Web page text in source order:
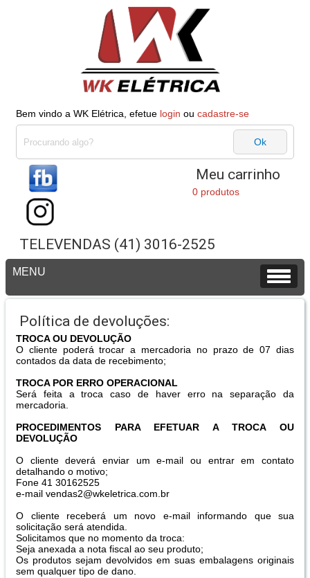
Bem vindo a WK Elétrica, efetue login ou cadastre-se
Meu carrinho
0 produtos
TELEVENDAS (41) 3016-2525
Política de devoluções:
TROCA OU DEVOLUÇÃO
O cliente poderá trocar a mercadoria no prazo de 07 dias
contados da data de recebimento;
TROCA POR ERRO OPERACIONAL
Será feita a troca caso de haver erro na separação da
mercadoria.
PROCEDIMENTOS PARA EFETUAR A TROCA OU
DEVOLUÇÃO
O cliente deverá enviar um e-mail ou entrar em contato
detalhando o motivo;
Fone 41 30162525
e-mail vendas2@wkeletrica.com.br
O cliente receberá um novo e-mail informando que sua
solicitação será atendida.
Solicitamos que no momento da troca:
Seja anexada a nota fiscal ao seu produto;
Os produtos sejam devolvidos em suas embalagens originais
sem qualquer tipo de dano.